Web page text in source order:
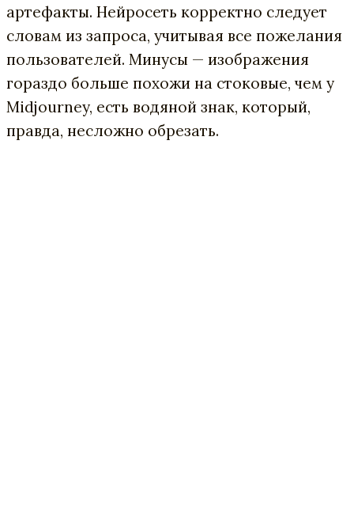
артефакты. Нейросеть корректно следует
словам из запроса, учитывая все пожелания
пользователей. Минусы — изображения
гораздо больше похожи на стоковые, чем у
Midjourney, есть водяной знак, который,
правда, несложно обрезать.